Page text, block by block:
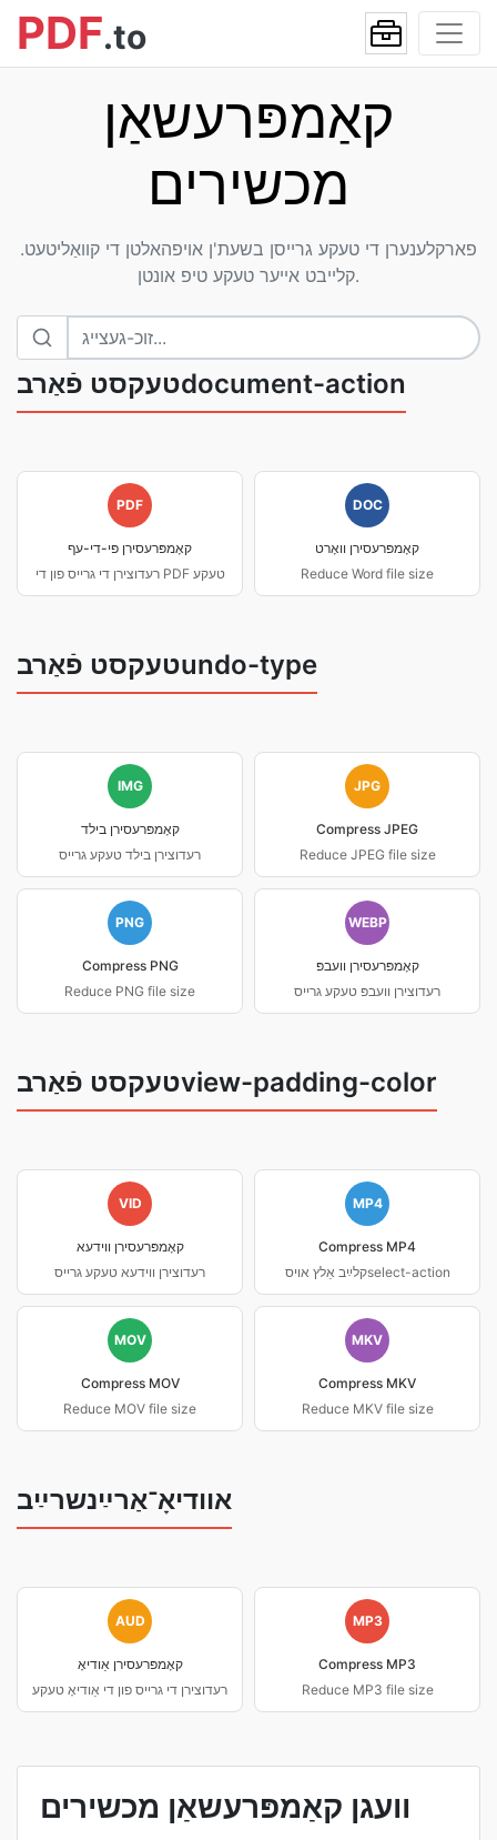
PDF.to
קאַמפּרעשאַן
מכשירים
פארקלענערן די טעקע גרייסן בשעת'ן אויפהאלטן די קוואַליטעט.
קלייבט אייער טעקע טיפ אונטן.
טעקסט פֿאַרבdocument-action
PDF
קאָמפּרעסירן פּי-די-עף
רעדוצירן די גרייס פון די PDF טעקע
DOC
קאָמפּרעסירן וואָרט
Reduce Word file size
טעקסט פֿאַרבundo-type
IMG
קאָמפּרעסירן בילד
רעדוצירן בילד טעקע גרייס
JPG
Compress JPEG
Reduce JPEG file size
PNG
Compress PNG
Reduce PNG file size
WEBP
קאָמפּרעסירן וועבפּ
רעדוצירן וועבפּ טעקע גרייס
טעקסט פֿאַרבview-padding-color
VID
קאָמפּרעסירן ווידעא
רעדוצירן ווידעא טעקע גרייס
MP4
Compress MP4
קלײַב אַלץ אױסselect-action
MOV
Compress MOV
Reduce MOV file size
MKV
Compress MKV
Reduce MKV file size
אוודיאָ־אַרײַנשרײַב
AUD
קאָמפּרעסירן אַודיאָ
רעדוצירן די גרייס פון די אַודיאָ טעקע
MP3
Compress MP3
Reduce MP3 file size
וועגן קאַמפּרעשאַן מכשירים